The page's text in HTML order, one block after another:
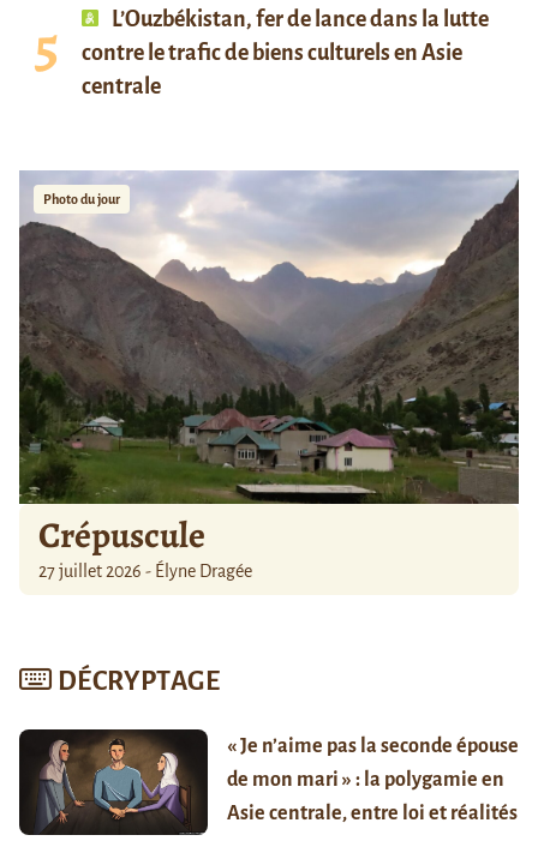
L’Ouzbékistan, fer de lance dans la lutte
contre le trafic de biens culturels en Asie
centrale
Photo du jour
Crépuscule
27 juillet 2026 - Élyne Dragée
DÉCRYPTAGE
« Je n’aime pas la seconde épouse
de mon mari » : la polygamie en
Asie centrale, entre loi et réalités